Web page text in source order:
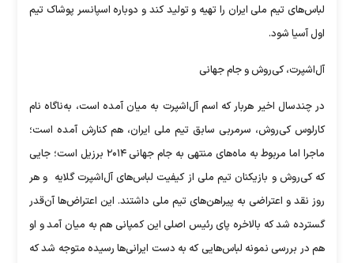
لباس‌های تیم ملی ایران را تهیه و تولید کند و دوباره اسپانسر پوشاک تیم
اول آسیا شود.
آل‌اشپرت، کی‌روش و جام جهانی
در چندسال اخیر هربار که اسم آل‌اشپرت به میان آمده است، به‌ناگاه نام
کارلوس کی‌روش، سرمربی سابق تیم ملی ایران، هم کنارش آمده است؛
ماجرا اما مربوط به ماه‌های منتهی به جام جهانی ۲۰۱۴ برزیل است؛ جایی
که کی‌روش و بازیکنان تیم ملی از کیفیت لباس‌های آل‌اشپرت گلایه ‌ و هر
روز نقد و اعتراضی به پیراهن‌های تیم ملی داشتند. این اعتراض‌ها آن‌قدر
گسترده شد که بالاخره پای رئیس اصلی این کمپانی هم به میان آمد و او
هم در بررسی نمونه لباس‌هایی که به دست ایرانی‌ها رسیده متوجه شد که